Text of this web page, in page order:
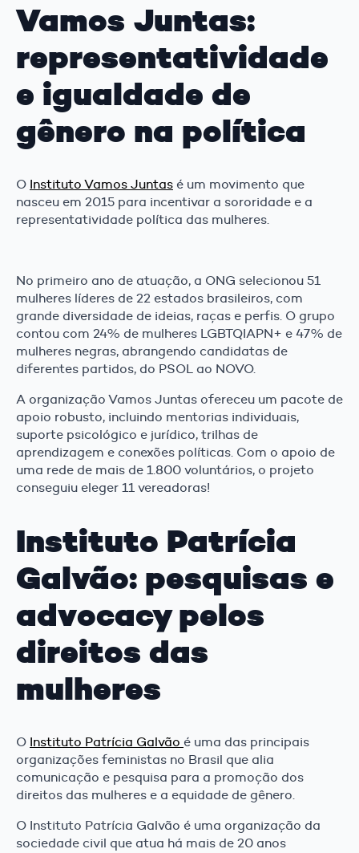
Vamos Juntas:
representatividade
e igualdade de
gênero na política
O Instituto Vamos Juntas é um movimento que
nasceu em 2015 para incentivar a sororidade e a
representatividade política das mulheres.
No primeiro ano de atuação, a ONG selecionou 51
mulheres líderes de 22 estados brasileiros, com
grande diversidade de ideias, raças e perfis. O grupo
contou com 24% de mulheres LGBTQIAPN+ e 47% de
mulheres negras, abrangendo candidatas de
diferentes partidos, do PSOL ao NOVO.
A organização Vamos Juntas ofereceu um pacote de
apoio robusto, incluindo mentorias individuais,
suporte psicológico e jurídico, trilhas de
aprendizagem e conexões políticas. Com o apoio de
uma rede de mais de 1.800 voluntários, o projeto
conseguiu eleger 11 vereadoras!
Instituto Patrícia
Galvão: pesquisas e
advocacy pelos
direitos das
mulheres
O Instituto Patrícia Galvão é uma das principais
organizações feministas no Brasil que alia
comunicação e pesquisa para a promoção dos
direitos das mulheres e a equidade de gênero.
O Instituto Patrícia Galvão é uma organização da
sociedade civil que atua há mais de 20 anos